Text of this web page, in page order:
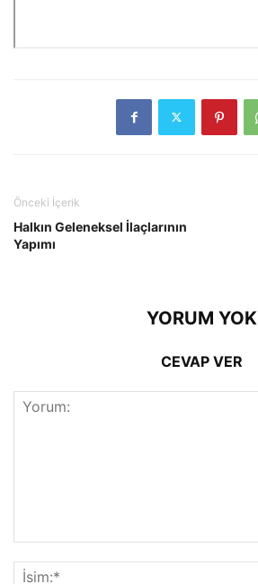
Önceki İçerik
Halkın Geleneksel İlaçlarının
Yapımı
YORUM YOK
CEVAP VER